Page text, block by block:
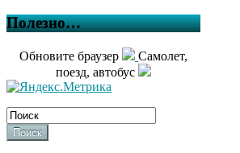
Полезно…
Обновите браузер
Самолет,
поезд, автобус
Поиск